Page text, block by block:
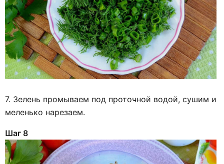
7. Зелень промываем под проточной водой, сушим и
меленько нарезаем.
Шаг 8